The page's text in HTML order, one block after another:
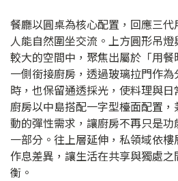
餐廳以圓桌為核心配置，回應三
人能自然圍坐交流。上方圓形吊
較大的空間中，聚焦出屬於「用
一側銜接廚房，透過玻璃拉門作
時，也保留通透採光，使料理與日
廚房以中島搭配一字型檯面配置
動的彈性需求，讓廚房不再只是
一部分。往上層延伸，私領域依
作息差異，讓生活在共享與獨處
衡。